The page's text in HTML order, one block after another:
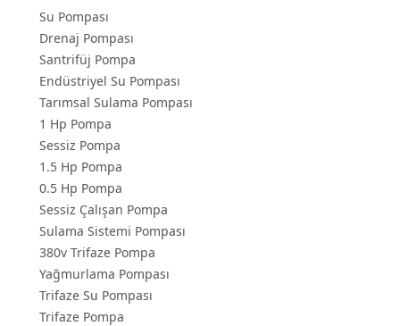
Su Pompası
Drenaj Pompası
Santrifüj Pompa
Endüstriyel Su Pompası
Tarımsal Sulama Pompası
1 Hp Pompa
Sessiz Pompa
1.5 Hp Pompa
0.5 Hp Pompa
Sessiz Çalışan Pompa
Sulama Sistemi Pompası
380v Trifaze Pompa
Yağmurlama Pompası
Trifaze Su Pompası
Trifaze Pompa